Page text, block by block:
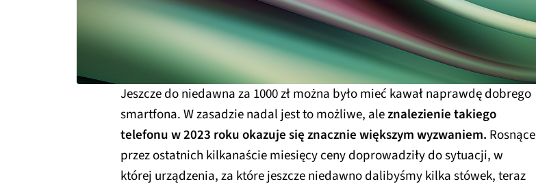
Jeszcze do niedawna za 1000 zł można było mieć kawał naprawdę dobrego
smartfona. W zasadzie nadal jest to możliwe, aleznalezienie takiego
telefonu w 2023 roku okazuje się znacznie większym wyzwaniem. Rosnące
przez ostatnich kilkanaście miesięcy ceny doprowadziły do sytuacji, w
której urządzenia, za które jeszcze niedawno dalibyśmy kilka stówek, teraz